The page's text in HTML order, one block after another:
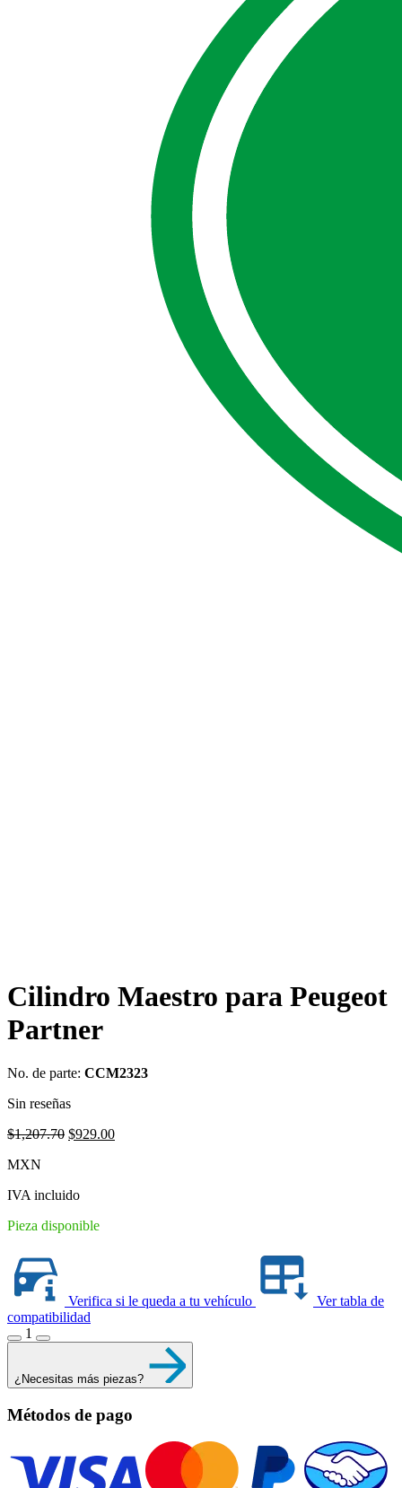
Cilindro Maestro para Peugeot
Partner
No. de parte: CCM2323
Sin reseñas
$1,207.70 Original
$929.00Current
MXN
IVA incluido
Pieza disponible
Verifica si le queda a tu vehículo
Ver tabla de
compatibilidad
1
¿Necesitas más piezas?
Métodos de pago